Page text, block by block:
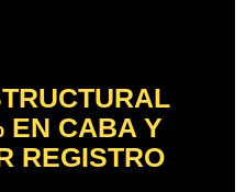
EN CABA Y
REGISTRO